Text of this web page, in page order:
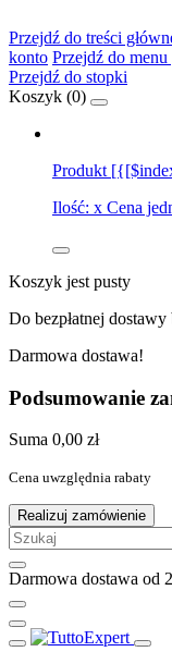
Przejdź do treści
konto Przejdź do menu
Przejdź do stopki
Koszyk (0)
Produkt
Ilość: x Cena
Koszyk jest pusty
Do bezpłatnej dostawy
Darmowa dostawa!
Podsumowanie
Suma 0,00 zł
Cena uwzględnia rabaty
Realizuj zamówienie
Darmowa dostawa od